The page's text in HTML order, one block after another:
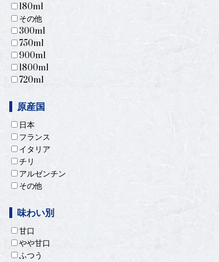
180ml
その他
300ml
750ml
900ml
1800ml
720ml
原産国
日本
フランス
イタリア
チリ
アルゼンチン
その他
味わい別
甘口
やや甘口
ふつう